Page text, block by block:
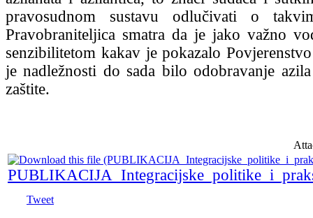
pravosudnom sustavu odlučivati o
Pravobraniteljica smatra da je jako važno
senzibilitetom kakav je pokazalo
je nadležnosti do sada bilo odobravanje
zaštite.
Tweet